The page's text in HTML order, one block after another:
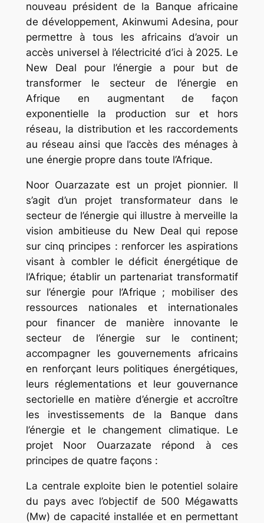
nouveau président de la Banque africaine
de développement, Akinwumi Adesina, pour
permettre à tous les africains d’avoir un
accès universel à l’électricité d’ici à 2025. Le
New Deal pour l’énergie a pour but de
transformer le secteur de l’énergie en
Afrique en augmentant de façon
exponentielle la production sur et hors
réseau, la distribution et les raccordements
au réseau ainsi que l’accès des ménages à
une énergie propre dans toute l’Afrique.
Noor Ouarzazate est un projet pionnier. Il
s’agit d’un projet transformateur dans le
secteur de l’énergie qui illustre à merveille la
vision ambitieuse du New Deal qui repose
sur cinq principes : renforcer les aspirations
visant à combler le déficit énergétique de
l’Afrique; établir un partenariat transformatif
sur l’énergie pour l’Afrique ; mobiliser des
ressources nationales et internationales
pour financer de manière innovante le
secteur de l’énergie sur le continent;
accompagner les gouvernements africains
en renforçant leurs politiques énergétiques,
leurs réglementations et leur gouvernance
sectorielle en matière d’énergie et accroître
les investissements de la Banque dans
l’énergie et le changement climatique. Le
projet Noor Ouarzazate répond à ces
principes de quatre façons :
La centrale exploite bien le potentiel solaire
du pays avec l’objectif de 500 Mégawatts
(Mw) de capacité installée et en permettant